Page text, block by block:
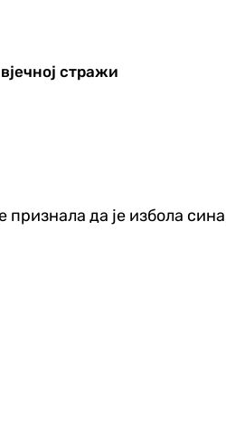
стражи
да је избола